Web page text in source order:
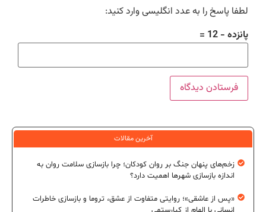
لطفا پاسخ را به عدد انگلیسی وارد کنید:
پانزده − 12 =
آخرین مقالات
زخم‌های پنهان جنگ بر روان کودکان؛ چرا بازسازی سلامت روان به
اندازه بازسازی شهرها اهمیت دارد؟
«پس از عاشقی»؛ روایتی متفاوت از عشق، تروما و بازسازی خاطرات